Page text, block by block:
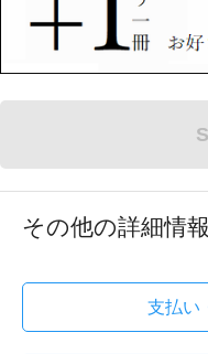
その他の詳細情報
支払い